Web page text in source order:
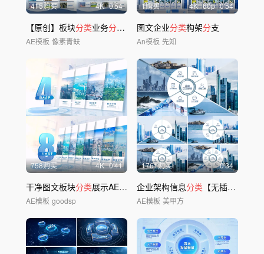
415购买 4K 0'54
【原创】板块分类业务分类 ae模版
AE模板 像素青蚨
1购买 4K 60p 0'54
图文企业分类构架分支
An模板 先知
758购买 4K 0'41
干净图文板块分类展示AE模板
AE模板 goodsp
1761购买 0'34
企业架构信息分类 【无插件】
AE模板 美甲方